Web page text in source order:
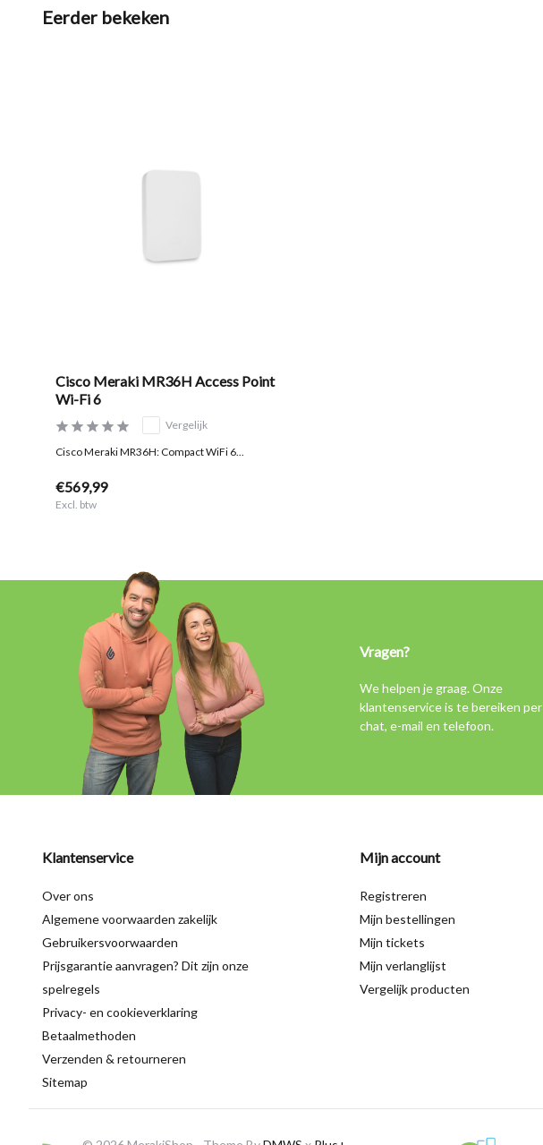
Eerder bekeken
Cisco Meraki MR36H Access Point
Wi-Fi 6
Vergelijk
Cisco Meraki MR36H: Compact WiFi 6...
€569,99
Excl. btw
Vragen?
We helpen je graag. Onze
klantenservice is te bereiken per
chat, e-mail en telefoon.
Klantenservice
Over ons
Algemene voorwaarden zakelijk
Gebruikersvoorwaarden
Prijsgarantie aanvragen? Dit zijn onze
spelregels
Privacy- en cookieverklaring
Betaalmethoden
Verzenden & retourneren
Sitemap
Mijn account
Registreren
Mijn bestellingen
Mijn tickets
Mijn verlanglijst
Vergelijk producten